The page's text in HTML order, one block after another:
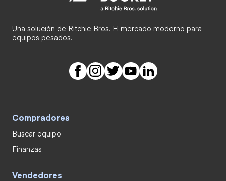
Una solución de Ritchie Bros. El mercado moderno para
equipos pesados.
Compradores
Buscar equipo
Finanzas
Vendedores